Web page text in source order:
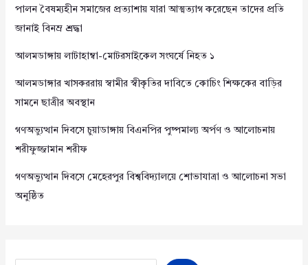
পালন বৈষম্যহীন সমাজের প্রত্যাশায় যারা আত্মত্যাগ করেছেন তাদের প্রতি
জানাই বিনম্র শ্রদ্ধা
আলমডাঙ্গায় লাটাহাম্বা-মোটরসাইকেল সংঘর্ষে নিহত ১
আলমডাঙ্গার খাসকররায় স্বামীর স্বীকৃতির দাবিতে কোচিং শিক্ষকের বাড়ির
সামনে ছাত্রীর অবস্থান
গণঅভ্যুত্থান দিবসে চুয়াডাঙ্গায় বিএনপির পুষ্পমাল্য অর্পণ ও আলোচনায়
শরীফুজ্জামান শরীফ
গণঅভ্যুত্থান দিবসে মেহেরপুর বিশ্ববিদ্যালয়ে শোভাযাত্রা ও আলোচনা সভা
অনুষ্ঠিত